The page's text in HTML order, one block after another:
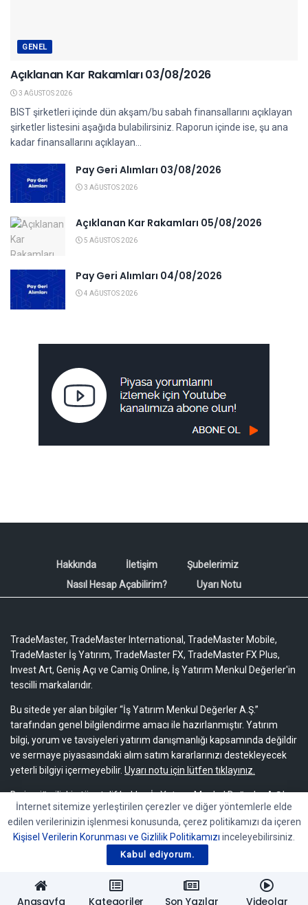
GENEL
Açıklanan Kar Rakamları 03/08/2026
3 AĞUSTOS 2026
BIST şirketleri içinde dün akşam/bu sabah finansallarını açıklayan
şirketler listesini aşağıda bulabilirsiniz. Raporun içinde ise, şu ana
kadar finansallarını açıklayan...
Pay Geri Alımları 03/08/2026
3 AĞUSTOS 2026
Açıklanan Kar Rakamları 05/08/2026
5 AĞUSTOS 2026
Pay Geri Alımları 04/08/2026
4 AĞUSTOS 2026
Hakkında İletişim
Şubelerimiz
Nasıl Hesap Açabilirim?
Uyarı Notu
TradeMaster, TradeMaster International, TradeMaster Mobile,
TradeMaster İş Yatırım, TradeMaster FX, TradeMaster FX Plus,
Invest Art, Geniş Açı ve Camiş Online, İş Yatırım Menkul Değerler'in
tescilli markalarıdır.
Bu sitede yer alan bilgiler “İş Yatırım Menkul Değerler A.Ş.”
tarafından genel bilgilendirme amacı ile hazırlanmıştır. Yatırım
bilgi, yorum ve tavsiyeleri yatırım danışmanlığı kapsamında değildir
ve sermaye piyasasındaki alım satım kararlarınızı destekleyecek
yeterli bilgiyi içermeyebilir. Uyarı notu için lütfen tıklayınız.
Bu içeriğe ilişkin tüm telif hakları İş Yatırım Menkul Değerler A.Ş.’ye
aittir. Bu içerik, açık iznimiz olmaksızın başkaları tarafından
herhangi bir amaçla, kısmen veya tamamen çoğaltılamaz,
dağıtılamaz, yayımlanamaz veya değiştirilemez.
İnternet sitemize yerleştirilen çerezler ve diğer yöntemlerle elde
edilen verilerinizin işlenmesi konusunda, çerez politikamızı da içeren
Kişisel Verilerin Korunması ve Gizlilik Politikamızı inceleyebilirsiniz.
Kabul ediyorum.
Anasayfa Kategoriler Son Yazılar Videolar